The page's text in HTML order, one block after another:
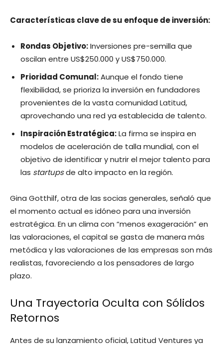
Características clave de su enfoque de inversión:
Rondas Objetivo:Inversiones pre-semilla que
oscilan entre US$250.000 y US$750.000.
Prioridad Comunal:Aunque el fondo tiene
flexibilidad, se prioriza la inversión en fundadores
provenientes de la vasta comunidad Latitud,
aprovechando una red ya establecida de talento.
Inspiración Estratégica:La firma se inspira en
modelos de aceleración de talla mundial, con el
objetivo de identificar y nutrir el mejor talento para
las startupsde alto impacto en la región.
Gina Gotthilf, otra de las socias generales, señaló que
el momento actual es idóneo para una inversión
estratégica. En un clima con “menos exageración” en
las valoraciones, el capital se gasta de manera más
metódica y las valoraciones de las empresas son más
realistas, favoreciendo a los pensadores de largo
plazo.
Una Trayectoria Oculta con Sólidos
Retornos
Antes de su lanzamiento oficial, Latitud Ventures ya